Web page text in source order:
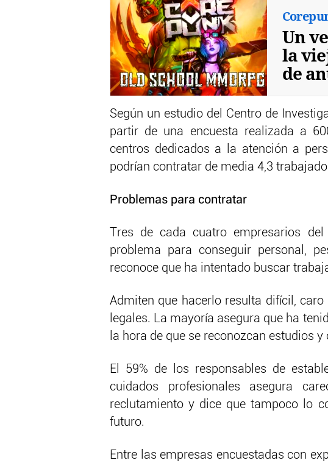
Un
la
de
Según un estudio del Centro de
partir de una encuesta realizada a
centros dedicados a la atención a
podrían contratar de media 4,3
Problemas para contratar
Tres de cada cuatro empresarios
problema para conseguir personal,
reconoce que ha intentado buscar
Admiten que hacerlo resulta difícil,
legales. La mayoría asegura que ha
la hora de que se reconozcan estudios
El 59% de los responsables de
cuidados profesionales asegura
reclutamiento y dice que tampoco lo
futuro.
Entre las empresas encuestadas con